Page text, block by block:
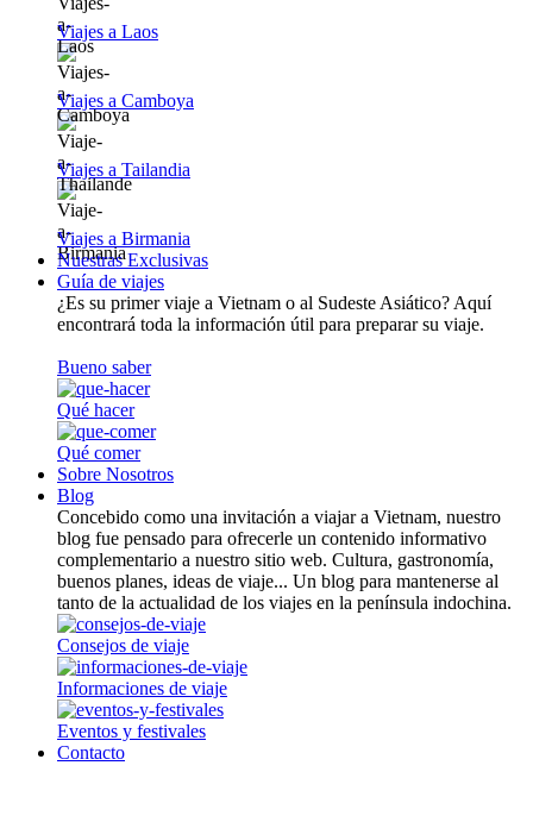
Viajes a Laos
Viajes a Camboya
Viajes a Tailandia
Viajes a Birmania
Nuestras Exclusivas
Guía de viajes
¿Es su primer viaje a Vietnam o al Sudeste Asiático? Aquí
encontrará toda la información útil para preparar su viaje.
Bueno saber
Qué hacer
Qué comer
Sobre Nosotros
Blog
Concebido como una invitación a viajar a Vietnam, nuestro
blog fue pensado para ofrecerle un contenido informativo
complementario a nuestro sitio web. Cultura, gastronomía,
buenos planes, ideas de viaje... Un blog para mantenerse al
tanto de la actualidad de los viajes en la península indochina.
Consejos de viaje
Informaciones de viaje
Eventos y festivales
Contacto